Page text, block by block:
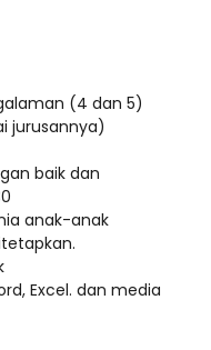
(4 dan 5)
jurusannya)
baik dan
anak-anak
Excel. dan media